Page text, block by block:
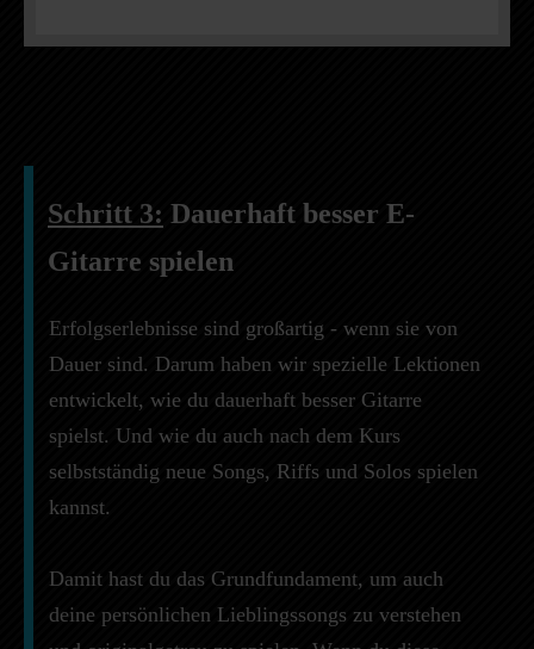
Schritt 3: Dauerhaft besser E-
Gitarre spielen
Erfolgserlebnisse sind großartig - wenn sie von
Dauer sind. Darum haben wir spezielle Lektionen
entwickelt, wie du dauerhaft besser Gitarre
spielst. Und wie du auch nach dem Kurs
selbstständig neue Songs, Riffs und Solos spielen
kannst.
Damit hast du das Grundfundament, um auch
deine persönlichen Lieblingssongs zu verstehen